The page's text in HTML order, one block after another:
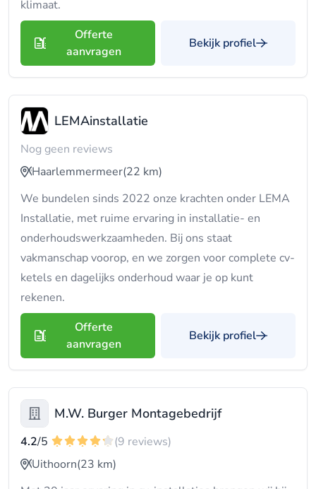
klimaat.
Offerte
aanvragen
Bekijk profiel
LEMAinstallatie
Nog geen reviews
Haarlemmermeer(22 km)
We bundelen sinds 2022 onze krachten onder LEMA
Installatie, met ruime ervaring in installatie- en
onderhoudswerkzaamheden. Bij ons staat
vakmanschap voorop, en we zorgen voor complete cv-
ketels en dagelijks onderhoud waar je op kunt
rekenen.
Offerte
aanvragen
Bekijk profiel
M.W. Burger Montagebedrijf
4.2/5
(9 reviews)
Uithoorn(23 km)